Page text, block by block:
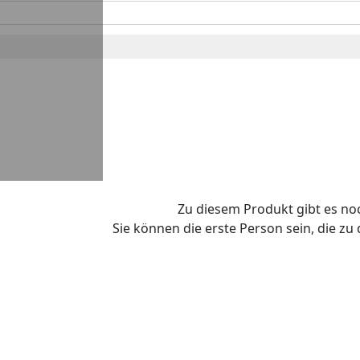
Zu diesem Produkt gibt es
Sie können die erste Person sein, die